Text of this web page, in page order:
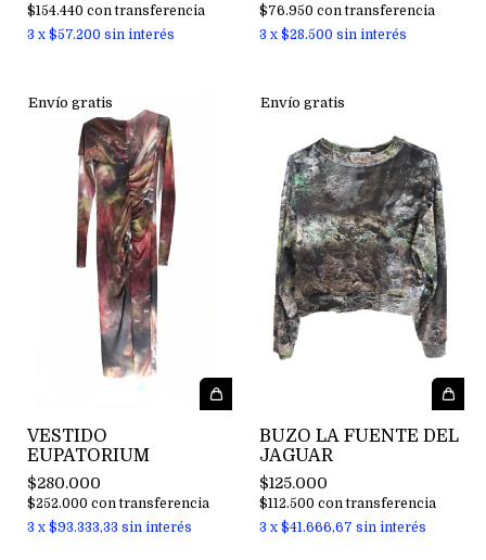
$154.440 con transferencia
3 x $57.200 sin interés
$76.950 con transferencia
3 x $28.500 sin interés
Envío gratis
VESTIDO
EUPATORIUM
$280.000
$252.000 con transferencia
3 x $93.333,33 sin interés
Envío gratis
BUZO LA FUENTE DEL
JAGUAR
$125.000
$112.500 con transferencia
3 x $41.666,67 sin interés